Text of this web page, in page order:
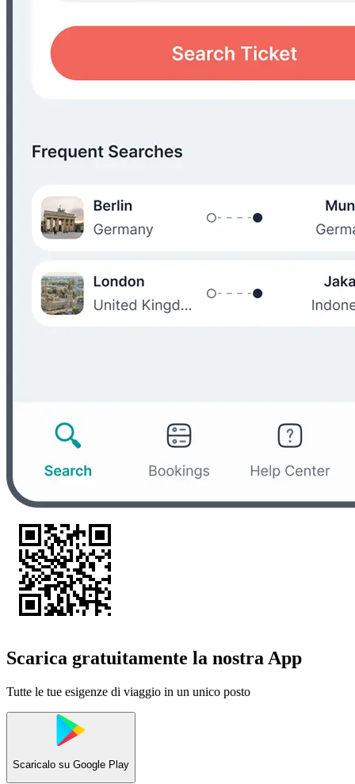
Scarica gratuitamente la nostra App
Tutte le tue esigenze di viaggio in un unico posto
Scaricalo su Google Play